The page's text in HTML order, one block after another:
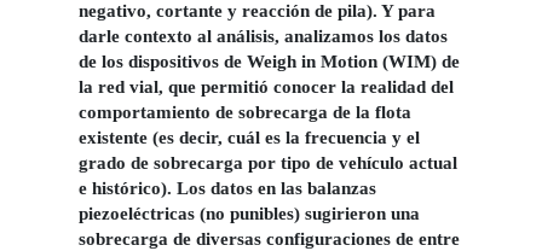
negativo, cortante y reacción de pila). Y para
darle contexto al análisis, analizamos los datos
de los dispositivos de Weigh in Motion (WIM) de
la red vial, que permitió conocer la realidad del
comportamiento de sobrecarga de la flota
existente (es decir, cuál es la frecuencia y el
grado de sobrecarga por tipo de vehículo actual
e histórico). Los datos en las balanzas
piezoeléctricas (no punibles) sugirieron una
sobrecarga de diversas configuraciones de entre